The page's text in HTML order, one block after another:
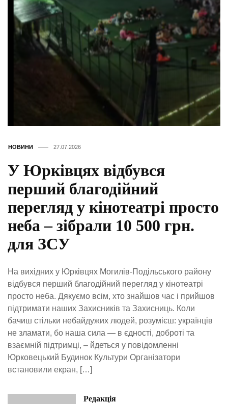
НОВИНИ 27.07.2026
У Юрківцях відбувся
перший благодійний
перегляд у кінотеатрі просто
неба – зібрали 10 500 грн.
для ЗСУ
На вихідних у Юрківцях Могилів-Подільського району
відбувся перший благодійний перегляд у кінотеатрі
просто неба. Дякуємо всім, хто знайшов час і прийшов
підтримати наших Захисників та Захисниць. Коли
бачиш стільки небайдужих людей, розумієш: українців
не зламати, бо наша сила — в єдності, доброті та
взаємній підтримці, – йдеться у повідомленні
Юрковецький Будинок Культури Організатори
встановили екран, […]
Редакція